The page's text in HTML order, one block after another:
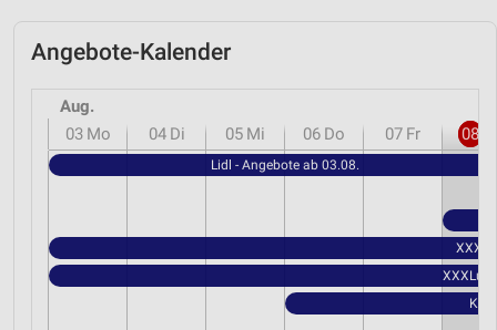
Angebote-Kalender
Aug.
03 Mo 04 Di 05 Mi 06 Do 07 Fr 08
Lidl - Angebote ab 03.08.
XXXLutz